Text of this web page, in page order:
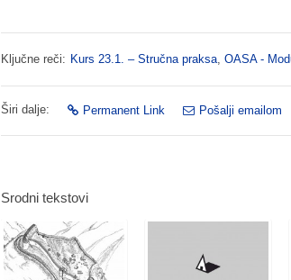
Ključne reči: Kurs 23.1. – Stručna praksa, OASA -
Širi dalje: Permanent Link Pošalji emailom
Srodni tekstovi